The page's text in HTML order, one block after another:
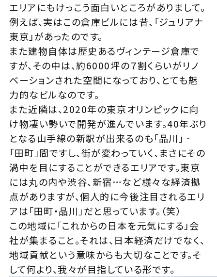
エリアにもけっこう面白いところがありまして。
例えば、実はこの倉庫ビルには昔、「ジュリアナ
東京」があったのです。
また建物自体は歴史あるヴィンテージ倉庫で
すが、その中は、約6000坪の７割くらいがリノ
ベーションされた空間になっており、とても魅
力的なビルなのです。
また近隣は、2020年の東京オリンピックに向
け物凄い勢いで開発が進んでいます。40年ぶり
となる山手線の新駅が出来るのも「品川」‐
「田町」間ですし、街が変わっていく、まさにその
渦中を目にすることができるエリアです。東京
には丸の内や渋谷、新宿…など様々な経済拠
点がありますが、個人的に今後注目されるエリ
アは「田町・品川」だと思っています。（笑）
この地域に「これからの日本を元気にする」会
社が集まること。それは、日本経済だけでなく、
地域貢献という意味からも大切なことです。そ
して何より、我々が目指している形です。